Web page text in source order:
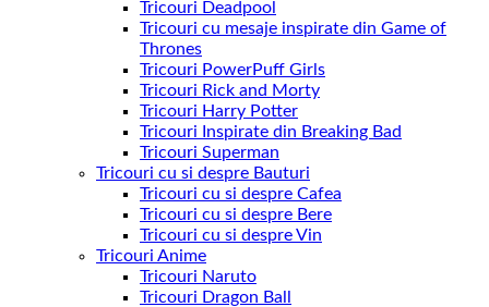
Tricouri Deadpool
Tricouri cu mesaje inspirate din Game of
Thrones
Tricouri PowerPuff Girls
Tricouri Rick and Morty
Tricouri Harry Potter
Tricouri Inspirate din Breaking Bad
Tricouri Superman
Tricouri cu si despre Bauturi
Tricouri cu si despre Cafea
Tricouri cu si despre Bere
Tricouri cu si despre Vin
Tricouri Anime
Tricouri Naruto
Tricouri Dragon Ball